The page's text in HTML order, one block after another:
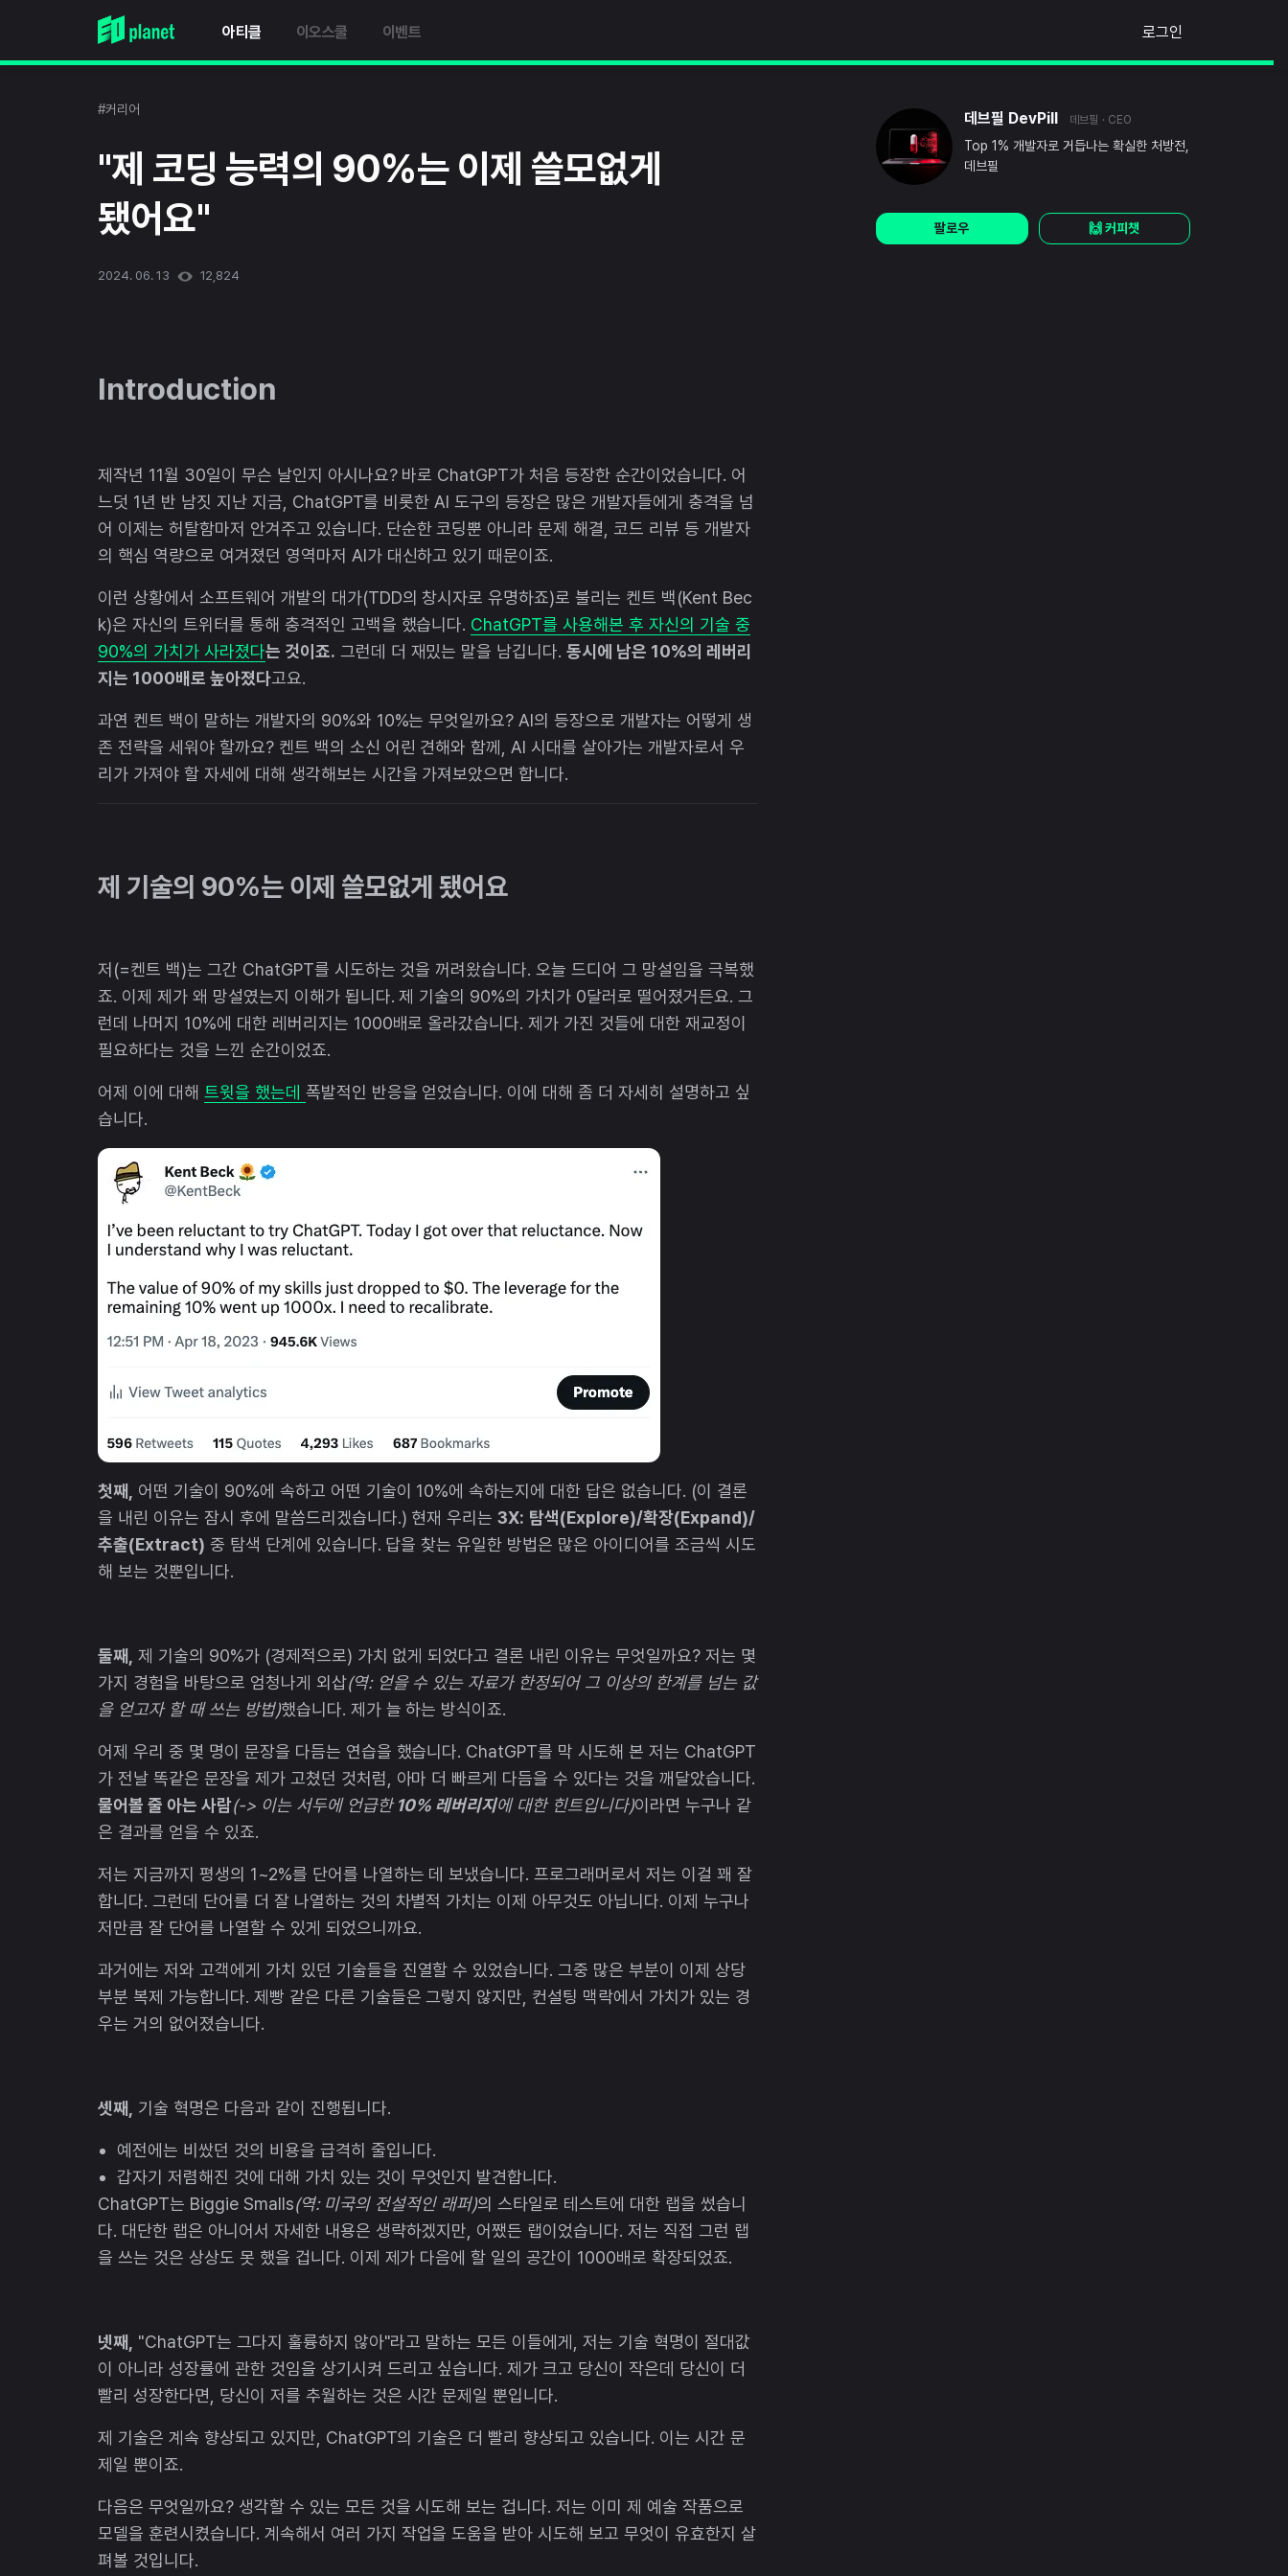
아티클 이오스쿨 이벤트 로그인
#커리어
"제 코딩 능력의 90%는 이제 쓸모없게
됐어요"
2024. 06. 13 12,824
Introduction
제작년 11월 30일이 무슨 날인지 아시나요? 바로 ChatGPT가 처음 등장한 순간이었습니다. 어
느덧 1년 반 남짓 지난 지금, ChatGPT를 비롯한 AI 도구의 등장은 많은 개발자들에게 충격을 넘
어 이제는 허탈함마저 안겨주고 있습니다. 단순한 코딩뿐 아니라 문제 해결, 코드 리뷰 등 개발자
의 핵심 역량으로 여겨졌던 영역마저 AI가 대신하고 있기 때문이죠.
이런 상황에서 소프트웨어 개발의 대가(TDD의 창시자로 유명하죠)로 불리는 켄트 백(Kent Bec
k)은 자신의 트위터를 통해 충격적인 고백을 했습니다. ChatGPT를 사용해본 후 자신의 기술 중
90%의 가치가 사라졌다는 것이죠. 그런데 더 재밌는 말을 남깁니다.동시에 남은 10%의 레버리
지는 1000배로 높아졌다고요.
과연 켄트 백이 말하는 개발자의 90%와 10%는 무엇일까요? AI의 등장으로 개발자는 어떻게 생
존 전략을 세워야 할까요? 켄트 백의 소신 어린 견해와 함께, AI 시대를 살아가는 개발자로서 우
리가 가져야 할 자세에 대해 생각해보는 시간을 가져보았으면 합니다.
제 기술의 90%는 이제 쓸모없게 됐어요
저(=켄트 백)는 그간 ChatGPT를 시도하는 것을 꺼려왔습니다. 오늘 드디어 그 망설임을 극복했
죠. 이제 제가 왜 망설였는지 이해가 됩니다. 제 기술의 90%의 가치가 0달러로 떨어졌거든요. 그
런데 나머지 10%에 대한 레버리지는 1000배로 올라갔습니다. 제가 가진 것들에 대한 재교정이
필요하다는 것을 느낀 순간이었죠.
어제 이에 대해 트윗을 했는데 폭발적인 반응을 얻었습니다. 이에 대해 좀 더 자세히 설명하고 싶
습니다.
첫째, 어떤 기술이 90%에 속하고 어떤 기술이 10%에 속하는지에 대한 답은 없습니다. (이 결론
을 내린 이유는 잠시 후에 말씀드리겠습니다.) 현재 우리는3X: 탐색(Explore)/확장(Expand)/
추출(Extract) 중 탐색 단계에 있습니다. 답을 찾는 유일한 방법은 많은 아이디어를 조금씩 시도
해 보는 것뿐입니다.
둘째, 제 기술의 90%가 (경제적으로) 가치 없게 되었다고 결론 내린 이유는 무엇일까요? 저는 몇
가지 경험을 바탕으로 엄청나게 외삽(역: 얻을 수 있는 자료가 한정되어 그 이상의 한계를 넘는 값
을 얻고자 할 때 쓰는 방법)했습니다. 제가 늘 하는 방식이죠.
어제 우리 중 몇 명이 문장을 다듬는 연습을 했습니다. ChatGPT를 막 시도해 본 저는 ChatGPT
가 전날 똑같은 문장을 제가 고쳤던 것처럼, 아마 더 빠르게 다듬을 수 있다는 것을 깨달았습니다.
물어볼 줄 아는 사람(-> 이는 서두에 언급한10% 레버리지에 대한 힌트입니다)이라면 누구나 같
은 결과를 얻을 수 있죠.
저는 지금까지 평생의 1~2%를 단어를 나열하는 데 보냈습니다. 프로그래머로서 저는 이걸 꽤 잘
합니다. 그런데 단어를 더 잘 나열하는 것의 차별적 가치는 이제 아무것도 아닙니다. 이제 누구나
저만큼 잘 단어를 나열할 수 있게 되었으니까요.
과거에는 저와 고객에게 가치 있던 기술들을 진열할 수 있었습니다. 그중 많은 부분이 이제 상당
부분 복제 가능합니다. 제빵 같은 다른 기술들은 그렇지 않지만, 컨설팅 맥락에서 가치가 있는 경
우는 거의 없어졌습니다.
셋째, 기술 혁명은 다음과 같이 진행됩니다.
예전에는 비쌌던 것의 비용을 급격히 줄입니다.
갑자기 저렴해진 것에 대해 가치 있는 것이 무엇인지 발견합니다.
ChatGPT는 Biggie Smalls(역: 미국의 전설적인 래퍼)의 스타일로 테스트에 대한 랩을 썼습니
다. 대단한 랩은 아니어서 자세한 내용은 생략하겠지만, 어쨌든 랩이었습니다. 저는 직접 그런 랩
을 쓰는 것은 상상도 못 했을 겁니다. 이제 제가 다음에 할 일의 공간이 1000배로 확장되었죠.
넷째, "ChatGPT는 그다지 훌륭하지 않아"라고 말하는 모든 이들에게, 저는 기술 혁명이 절대값
이 아니라 성장률에 관한 것임을 상기시켜 드리고 싶습니다. 제가 크고 당신이 작은데 당신이 더
빨리 성장한다면, 당신이 저를 추월하는 것은 시간 문제일 뿐입니다.
제 기술은 계속 향상되고 있지만, ChatGPT의 기술은 더 빨리 향상되고 있습니다. 이는 시간 문
제일 뿐이죠.
다음은 무엇일까요? 생각할 수 있는 모든 것을 시도해 보는 겁니다. 저는 이미 제 예술 작품으로
모델을 훈련시켰습니다. 계속해서 여러 가지 작업을 도움을 받아 시도해 보고 무엇이 유효한지 살
펴볼 것입니다.
데브필 DevPill 데브필 · CEO
Top 1% 개발자로 거듭나는 확실한 처방전,
데브필
팔로우 🙌 커피챗